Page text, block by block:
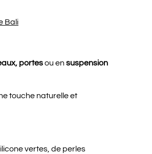
Bali
portesou ensuspension
touche naturelle et
vertes, de perles